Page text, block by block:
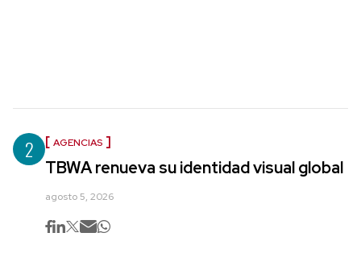
2 AGENCIAS
TBWA renueva su identidad visual global
agosto 5, 2026